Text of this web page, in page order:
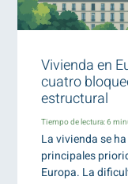
Vivienda en
cuatro
estructural
Tiempo de lectura:6
La vivienda se
principales
Europa. La